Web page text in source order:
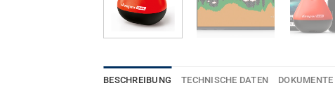
BESCHREIBUNG TECHNISCHE DATEN DOKUMENTE